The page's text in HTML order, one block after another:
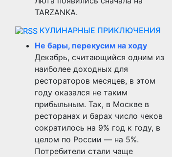
TARZANKA.
КУЛИНАРНЫЕ ПРИКЛЮЧЕНИЯ
Не бары, перекусим на ходу
Декабрь, считающийся одним из
наиболее доходных для
рестораторов месяцев, в этом
году оказался не таким
прибыльным. Так, в Москве в
ресторанах и барах число чеков
сократилось на 9% год к году, в
целом по России — на 5%.
Потребители стали чаще